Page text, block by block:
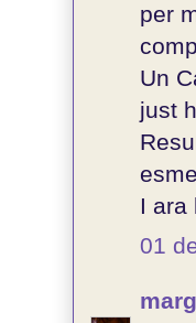
per
Un
just
I ara
01